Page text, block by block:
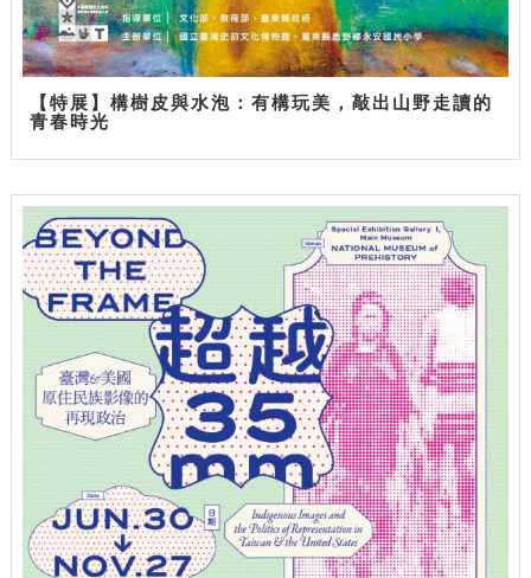
【特展】構樹皮與水泡：有構玩美，敲出山野走讀的
青春時光